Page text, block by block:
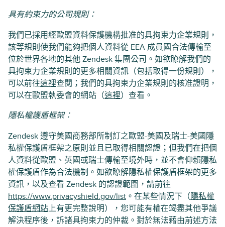
具有約束力的公司規則：
我們已採用經歐盟資料保護機構批准的具拘束力企業規則，
該等規則使我們能夠把個人資料從 EEA 成員國合法傳輸至
位於世界各地的其他 Zendesk 集團公司。如欲瞭解我們的
具拘束力企業規則的更多相關資訊（包括取得一份規則），
可以前往這裡查閱；我們的具拘束力企業規則的核准證明，
可以在歐盟執委會的網站（這裡）查看。
隱私權護盾框架：
Zendesk 遵守美國商務部所制訂之歐盟-美國及瑞士-美國隱
私權保護盾框架之原則並且已取得相關認證；但我們在把個
人資料從歐盟、英國或瑞士傳輸至境外時，並不會仰賴隱私
權保護盾作為合法機制。如欲瞭解隱私權保護盾框架的更多
資訊，以及查看 Zendesk 的認證範圍，請前往
https://www.privacyshield.gov/list 。在某些情況下（ 隱私權
保護盾網站上有更完整說明），您可能有權在竭盡其他爭議
解決程序後，訴諸具拘束力的仲裁。對於無法藉由前述方法